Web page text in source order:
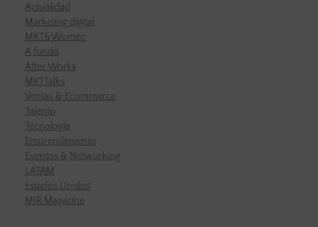
Actualidad
Marketing digital
MKT&Women
A fondo
After Works
MKTTalks
Ventas & Ecommerce
Talento
Tecnología
Emprendimiento
Eventos & Networking
LATAM
Estados Unidos
MIR Magazine